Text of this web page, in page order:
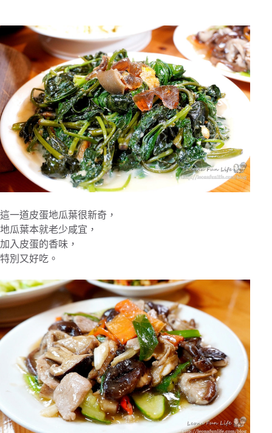
這一道皮蛋地瓜葉很新奇，
地瓜葉本就老少咸宜，
加入皮蛋的香味，
特別又好吃。